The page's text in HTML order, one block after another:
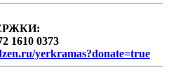
1610 0373
yerkramas?donate=true